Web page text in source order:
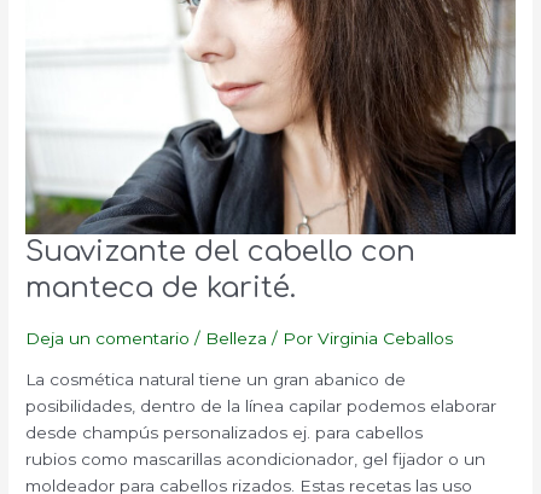
Suavizante del cabello con
manteca de karité.
Deja un comentario / Belleza / PorVirginia Ceballos
La cosmética natural tiene un gran abanico de
posibilidades, dentro de la línea capilar podemos elaborar
desde champús personalizados ej. para cabellos
rubios como mascarillas acondicionador, gel fijador o un
moldeador para cabellos rizados. Estas recetas las uso